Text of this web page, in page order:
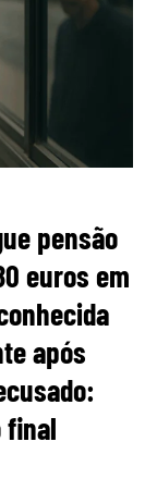
pensão
euros em
após
final